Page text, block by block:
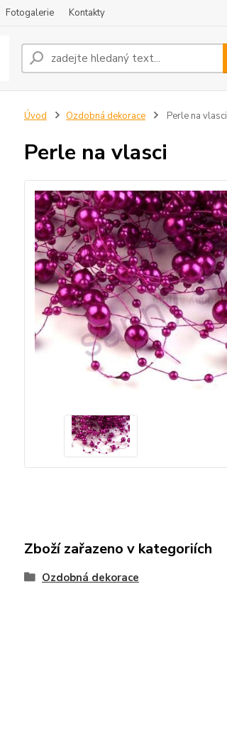
Fotogalerie Kontakty
Úvod Ozdobná dekorace Perle na vlasci
Perle na vlasci
Zboží zařazeno v kategoriích
Ozdobná dekorace